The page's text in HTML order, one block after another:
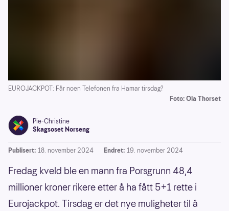
EUROJACKPOT: Får noen Telefonen fra Hamar tirsdag?
Foto: Ola Thorset
Pie-Christine
Skagsoset Norseng
Publisert: 18. november 2024 Endret: 19. november 2024
Fredag kveld ble en mann fra Porsgrunn 48,4
millioner kroner rikere etter å ha fått 5+1 rette i
Eurojackpot. Tirsdag er det nye muligheter til å